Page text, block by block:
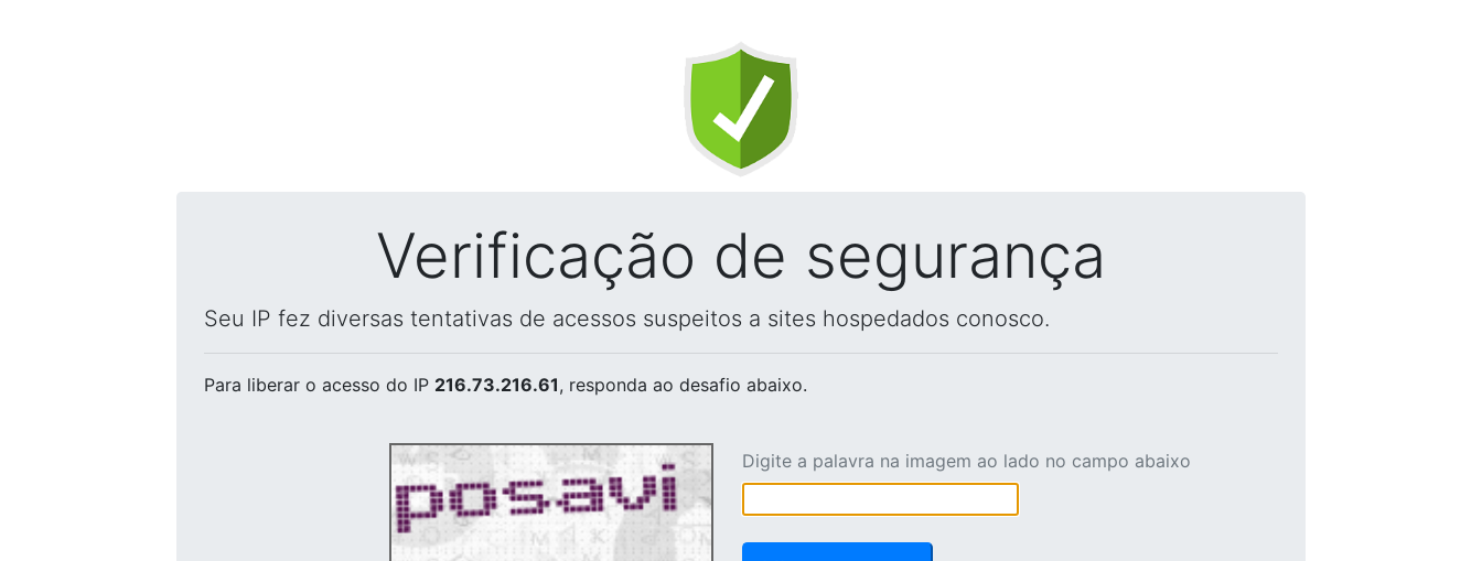
Verificação de segurança
Seu IP fez diversas tentativas de acessos suspeitos a sites hospedados conosco.
Para liberar o acesso do IP 216.73.216.61, responda ao desafio abaixo.
Digite a palavra na imagem ao lado no campo abaixo